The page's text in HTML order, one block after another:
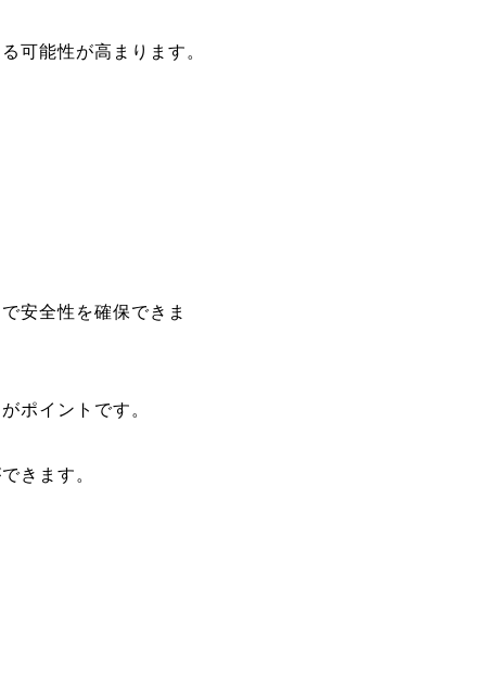
可能性が高まります。
安全性を確保できま
ポイントです。
きます。